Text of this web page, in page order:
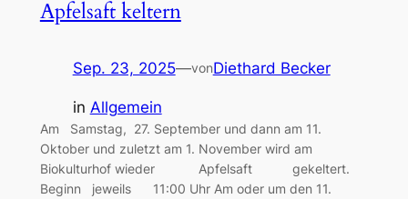
Apfelsaft keltern
Sep. 23, 2025—vonDiethard Becker
in Allgemein
Am Samstag, 27. September und dann am 11.
Oktober und zuletzt am 1. November wird am
Biokulturhof wieder Apfelsaft gekeltert.
Beginn jeweils 11:00 Uhr Am oder um den 11.